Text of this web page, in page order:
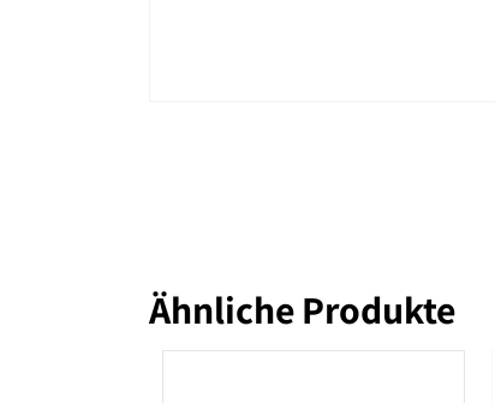
Ähnliche Produkte